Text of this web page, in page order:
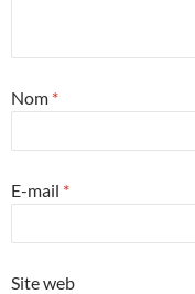
Nom *
E-mail *
Site web